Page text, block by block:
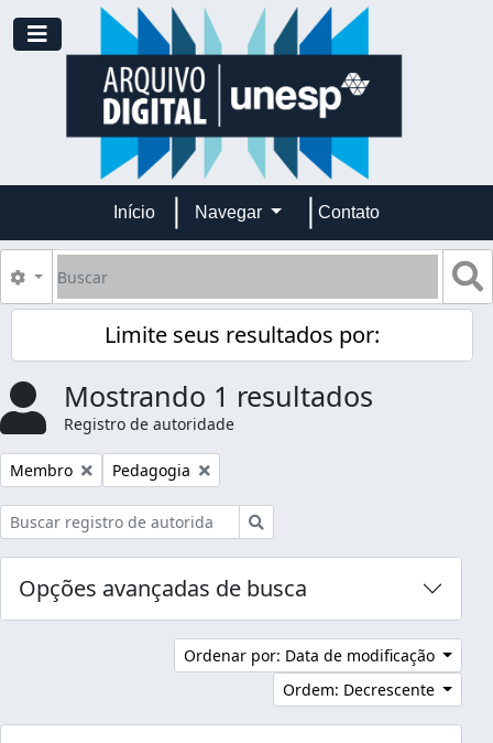
Skip to main content
Toggle navigation
Início Navegar Contato
Buscar
Opções de busca
Limite seus resultados por:
Mostrando 1 resultados
Registro de autoridade
Remover filtro:
Membro Remover filtro:
Pedagogia
Opções avançadas de busca
Ordenar por: Data de modificação
Ordem: Decrescente